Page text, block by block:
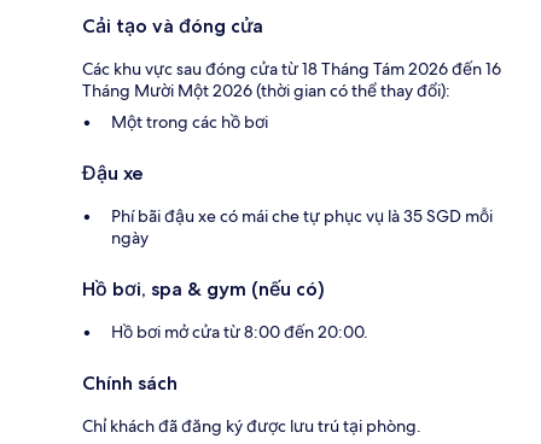
Cải tạo và đóng cửa
Các khu vực sau đóng cửa từ 18 Tháng Tám 2026 đến 16
Tháng Mười Một 2026 (thời gian có thể thay đổi):
Một trong các hồ bơi
Đậu xe
Phí bãi đậu xe có mái che tự phục vụ là 35 SGD mỗi
ngày
Hồ bơi, spa & gym (nếu có)
Hồ bơi mở cửa từ 8:00 đến 20:00.
Chính sách
Chỉ khách đã đăng ký được lưu trú tại phòng.